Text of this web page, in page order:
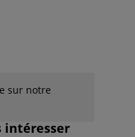
sur notre
intéresser